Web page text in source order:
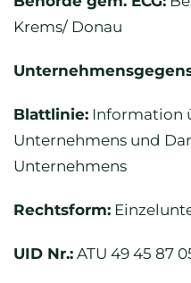
Krems/ Donau
Blattlinie: Information
Unternehmens und
Unternehmens
Rechtsform:
UID Nr.: ATU 49 45 87